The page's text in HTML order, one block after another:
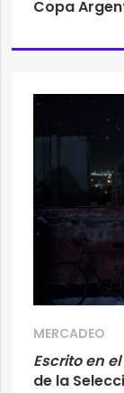
Copa
MERCADEO
Escrito en
de la